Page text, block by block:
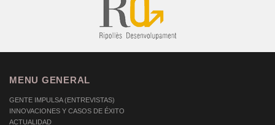
MENU GENERAL
GENTE IMPULSA (ENTREVISTAS)
INNOVACIONES Y CASOS DE ÉXITO
ACTUALIDAD